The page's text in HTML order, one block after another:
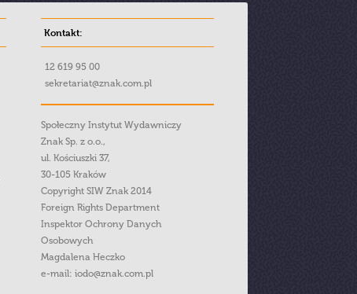
Kontakt:
12 619 95 00
sekretariat@znak.com.pl
Społeczny Instytut Wydawniczy
Znak Sp. z o.o.,
ul. Kościuszki 37,
30-105 Kraków
Copyright SIW Znak 2014
Foreign Rights Department
Inspektor Ochrony Danych
Osobowych
Magdalena Heczko
e-mail: iodo@znak.com.pl